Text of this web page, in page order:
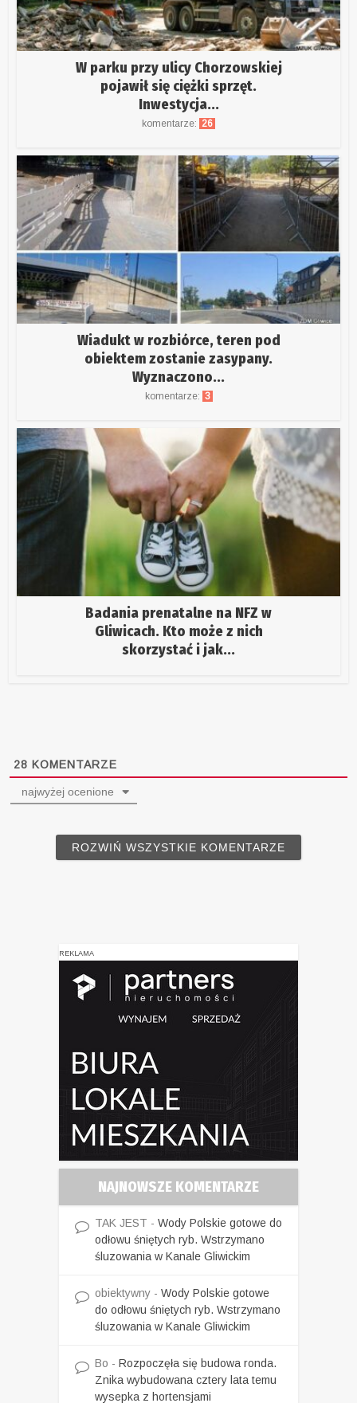
W parku przy ulicy Chorzowskiej
pojawił się ciężki sprzęt.
Inwestycja...
komentarze: 26
Wiadukt w rozbiórce, teren pod
obiektem zostanie zasypany.
Wyznaczono...
komentarze: 3
Badania prenatalne na NFZ w
Gliwicach. Kto może z nich
skorzystać i jak...
28 KOMENTARZE
najwyżej ocenione
ROZWIŃ WSZYSTKIE KOMENTARZE
REKLAMA
NAJNOWSZE KOMENTARZE
TAK JEST - Wody Polskie gotowe do
odłowu śniętych ryb. Wstrzymano
śluzowania w Kanale Gliwickim
obiektywny - Wody Polskie gotowe
do odłowu śniętych ryb. Wstrzymano
śluzowania w Kanale Gliwickim
Bo - Rozpoczęła się budowa ronda.
Znika wybudowana cztery lata temu
wysepka z hortensjami